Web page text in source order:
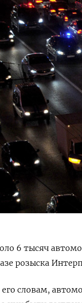
6 тысяч
розыска
словам,